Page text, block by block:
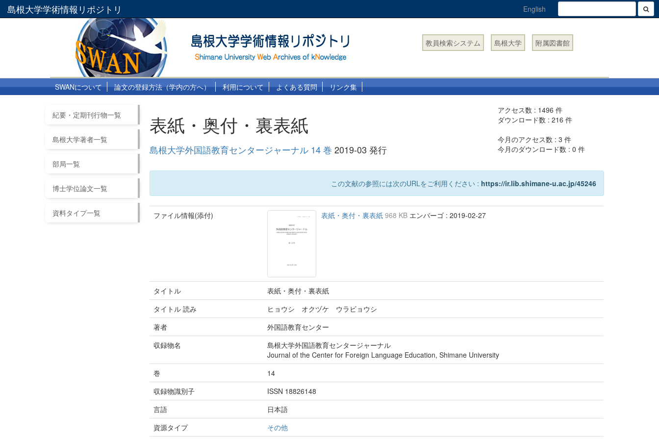
島根大学学術情報リポジトリ English
教員検索システム 島根大学 附属図書館
SWANについて 論文の登録方法（学内の方へ） 利用について よくある質問 リンク集
紀要・定期刊行物一覧
島根大学著者一覧
部局一覧
博士学位論文一覧
資料タイプ一覧
表紙・奥付・裏表紙
島根大学外国語教育センタージャーナル 14 巻 2019-03 発行
アクセス数 : 1496 件
ダウンロード数 :216 件
今月のアクセス数 :3 件
今月のダウンロード数 :0 件
この文献の参照には次のURLをご利用ください : https://ir.lib.shimane-u.ac.jp/45246
ファイル情報(添付) 表紙・奥付・裏表紙968 KB エンバーゴ : 2019-02-27
タイトル
表紙・奥付・裏表紙
タイトル 読み
ヒョウシ オクヅケ ウラビョウシ
著者
外国語教育センター
収録物名
島根大学外国語教育センタージャーナル
Journal of the Center for Foreign Language Education, Shimane University
巻
14
収録物識別子
ISSN 18826148
言語
日本語
資源タイプ
その他